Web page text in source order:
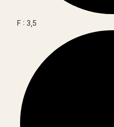
F : 3,5